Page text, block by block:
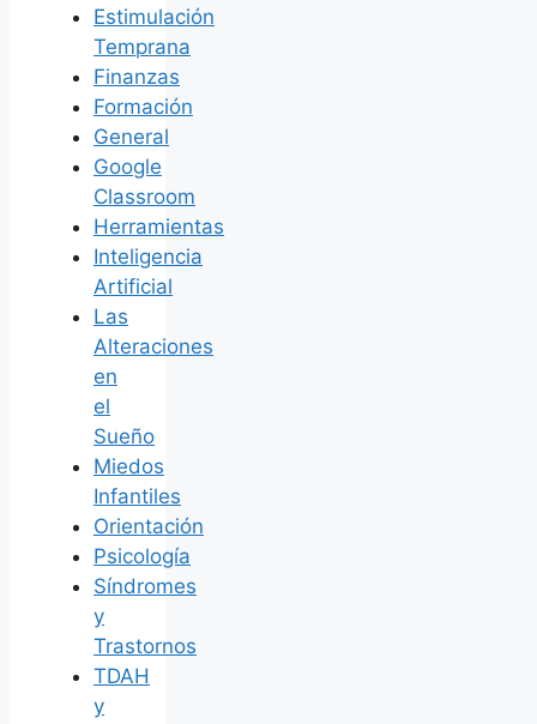
Estimulación
Temprana
Finanzas
Formación
General
Google
Classroom
Herramientas
Inteligencia
Artificial
Las
Alteraciones
en
el
Sueño
Miedos
Infantiles
Orientación
Psicología
Síndromes
y
Trastornos
TDAH
y